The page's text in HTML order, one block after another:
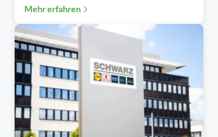
Ausbildungsstart 2026: Über 1.700...
Mehr erfahren